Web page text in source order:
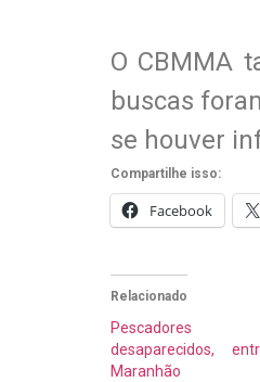
O CBMMA
buscas
se houver
Compartilhe isso:
Facebook
Relacionado
Pescadores
desaparecidos,
Maranhão